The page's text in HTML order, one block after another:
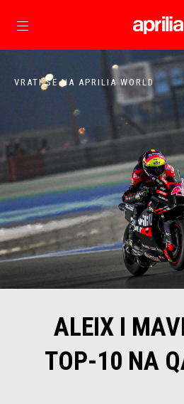
Idi na
VRATI SE NA APRILIA WORLD
ALEIX I
TOP-10 NA